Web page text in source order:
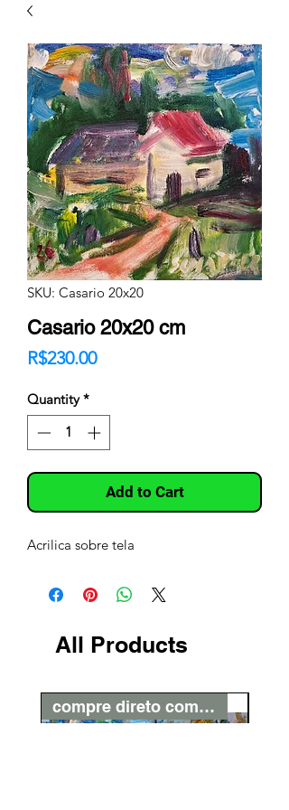
SKU: Casario 20x20
Casario 20x20 cm
R$230.00Price
Quantity *
Add to Cart
Acrilica sobre tela
All Products
compre direto com o artista